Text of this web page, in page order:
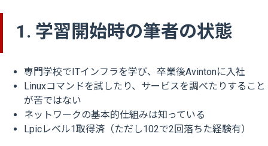
1. 学習開始時の筆者の状態
専門学校でITインフラを学び、卒業後Avintonに入社
Linuxコマンドを試したり、サービスを調べたりすること
が苦ではない
ネットワークの基本的仕組みは知っている
Lpicレベル1取得済（ただし102で2回落ちた経験有）